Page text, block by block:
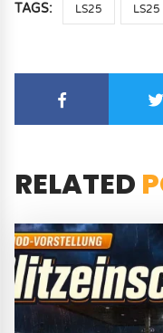
TAGS: LS25
RELATED